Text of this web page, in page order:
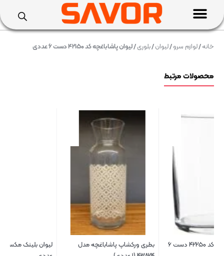
خانه/لوازم سرو/لیوان/بلوری/ لیوان پاشاباغچه کد ۴۲۱۵۰ دست ۶ عددی
محصولات مرتبط
بطری ورکشاپ پاشاباغچه مدل
لیوان بلینک مکس کد ۱۸۰۴ دست ۶